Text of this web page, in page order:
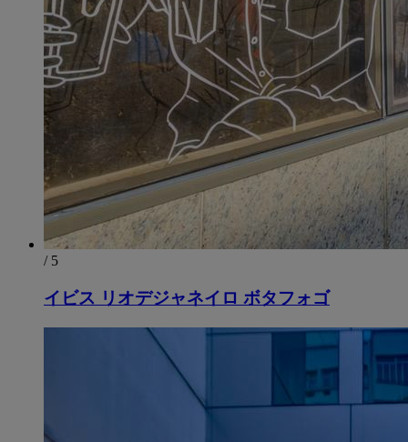
/ 5
イビス リオデジャネイロ ボタフォゴ